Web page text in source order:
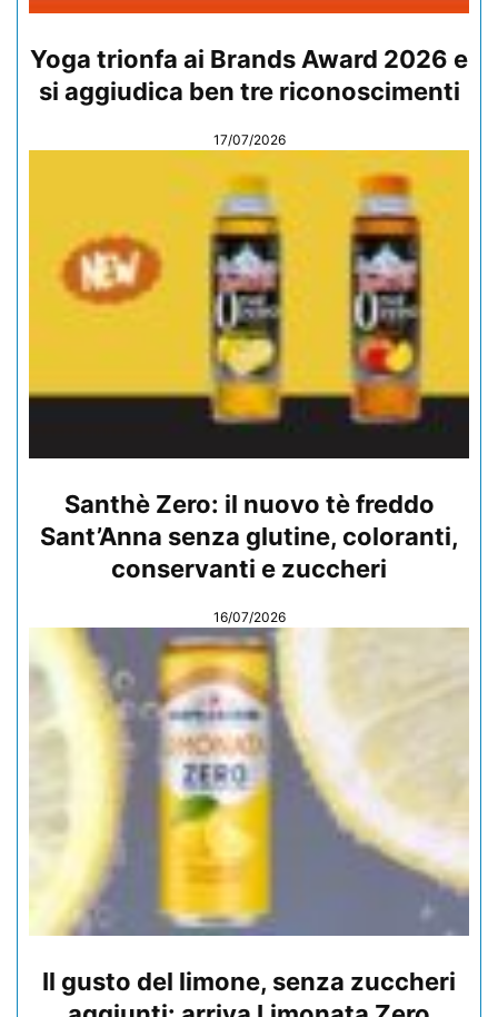
Yoga trionfa ai Brands Award 2026 e
si aggiudica ben tre riconoscimenti
17/07/2026
Santhè Zero: il nuovo tè freddo
Sant’Anna senza glutine, coloranti,
conservanti e zuccheri
16/07/2026
Il gusto del limone, senza zuccheri